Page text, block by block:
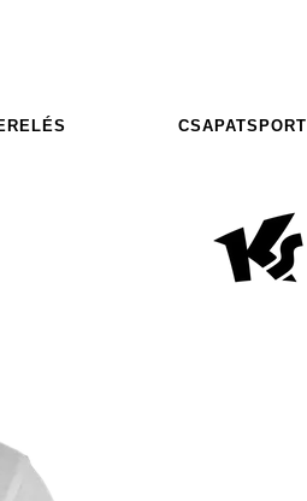
CSAPATSPORT